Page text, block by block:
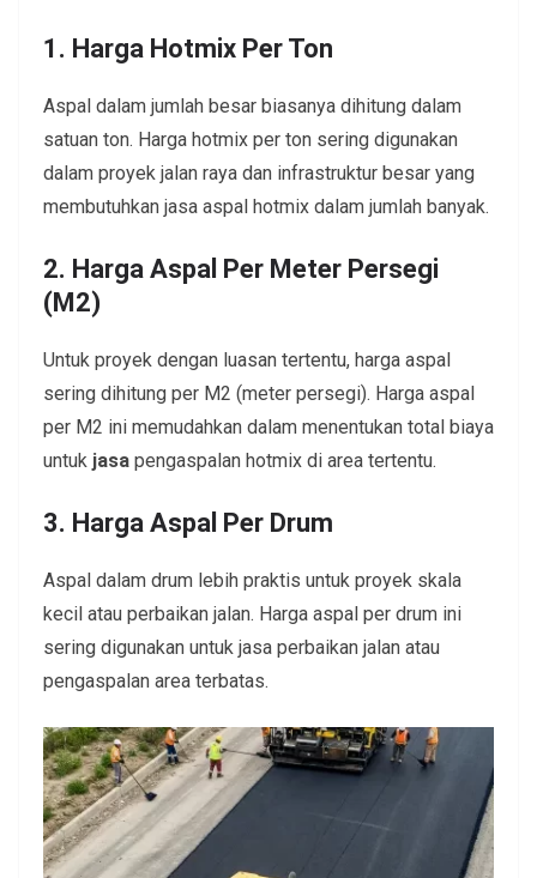
1. Harga Hotmix Per Ton
Aspal dalam jumlah besar biasanya dihitung dalam
satuan ton. Harga hotmix per ton sering digunakan
dalam proyek jalan raya dan infrastruktur besar yang
membutuhkan jasa aspal hotmix dalam jumlah banyak.
2. Harga Aspal Per Meter Persegi
(M2)
Untuk proyek dengan luasan tertentu, harga aspal
sering dihitung per M2 (meter persegi). Harga aspal
per M2 ini memudahkan dalam menentukan total biaya
untuk jasa pengaspalan hotmix di area tertentu.
3. Harga Aspal Per Drum
Aspal dalam drum lebih praktis untuk proyek skala
kecil atau perbaikan jalan. Harga aspal per drum ini
sering digunakan untuk jasa perbaikan jalan atau
pengaspalan area terbatas.